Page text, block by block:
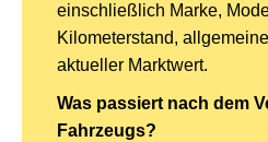
einschließlich Marke,
Kilometerstand,
aktueller Marktwert.
Was passiert nach dem
Fahrzeugs?